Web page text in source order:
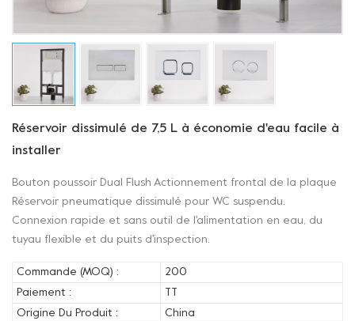
Réservoir dissimulé de 7,5 L à économie d'eau facile à
installer
Bouton poussoir Dual Flush Actionnement frontal de la plaque
Réservoir pneumatique dissimulé pour WC suspendu.
Connexion rapide et sans outil de l'alimentation en eau, du
tuyau flexible et du puits d'inspection.
Commande (MOQ) :
200
Paiement :
Origine Du Produit :
China